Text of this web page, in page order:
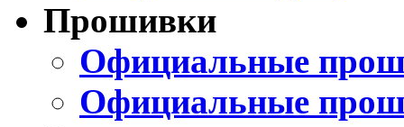
Прошивки
Официальные
Официальные